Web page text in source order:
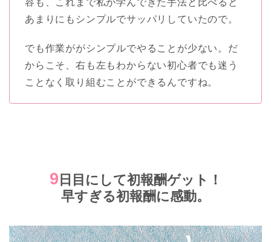
あまりにもシンプルでサッパリしていたので。
でも作業ががシンプルでやることが少ない。だ
からこそ、右も左もわからない初心者でも迷う
ことなく取り組むことができるんですね。
9 日目にして初報酬ゲット！
早すぎる初報酬に感動。